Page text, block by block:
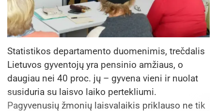
Statistikos departamento duomenimis, trečdalis
Lietuvos gyventojų yra pensinio amžiaus, o
daugiau nei 40 proc. jų – gyvena vieni ir nuolat
susiduria su laisvo laiko pertekliumi.
Pagyvenusių žmonių laisvalaikis priklauso ne tik